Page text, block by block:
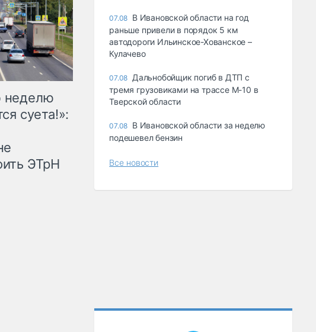
неделю
суета!»:
ЭТрН
07.08 В Ивановской области на год
раньше привели в порядок 5 км
автодороги Ильинское-Хованское –
Кулачево
07.08 Дальнобойщик погиб в ДТП с
тремя грузовиками на трассе М-10 в
Тверской области
07.08 В Ивановской области за неделю
подешевел бензин
Все новости